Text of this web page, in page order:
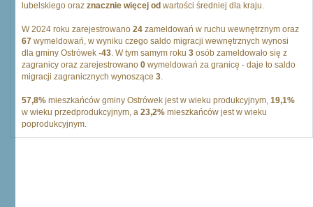
lubelskiego oraz znacznie więcej od wartości średniej dla kraju.
W 2024 roku zarejestrowano 24 zameldowań w ruchu wewnętrznym oraz
67 wymeldowań, w wyniku czego saldo migracji wewnętrznych wynosi
dla gminy Ostrówek -43. W tym samym roku 3 osób zameldowało się z
zagranicy oraz zarejestrowano 0 wymeldowań za granicę - daje to saldo
migracji zagranicznych wynoszące 3.
57,8% mieszkańców gminy Ostrówek jest w wieku produkcyjnym, 19,1%
w wieku przedprodukcyjnym, a 23,2% mieszkańców jest w wieku
poprodukcyjnym.